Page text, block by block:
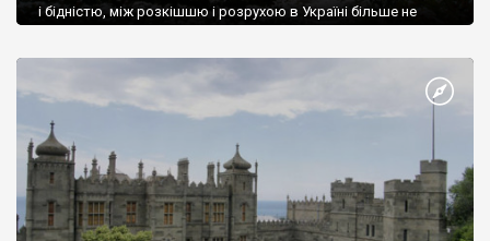
і бідністю, між розкішшю і розрухою в Україні більше не